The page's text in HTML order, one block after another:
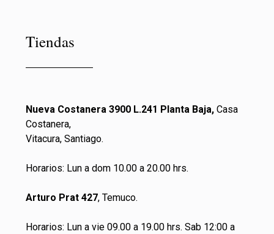
Tiendas
Nueva Costanera 3900 L.241 Planta Baja, Casa
Costanera,
Vitacura, Santiago.
Horarios: Lun a dom 10.00 a 20.00 hrs.
Arturo Prat 427, Temuco.
Horarios: Lun a vie 09.00 a 19.00 hrs. Sab 12:00 a